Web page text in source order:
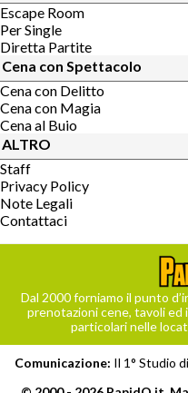
Escape Room
Per Single
Diretta Partite
Cena con Spettacolo
Cena con Delitto
Cena con Magia
Cena al Buio
ALTRO
Staff
Privacy Policy
Note Legali
Contattaci
Dal 2000 forniamo il punto
prenotazioni cene, tavoli ed
particolari nelle
Comunicazione: Il 1° Studio